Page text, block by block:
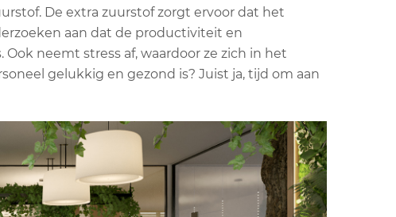
De extra zuurstof zorgt ervoor dat het
aan dat de productiviteit en
neemt stress af, waardoor ze zich in het
gelukkig en gezond is? Juist ja, tijd om aan